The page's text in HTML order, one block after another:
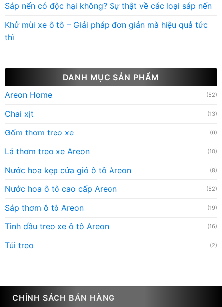
Sáp nến có độc hại không? Sự thật về các loại sáp nến
Khử mùi xe ô tô – Giải pháp đơn giản mà hiệu quả tức
thì
DANH MỤC SẢN PHẨM
Areon Home
(52)
Chai xịt (13)
Gốm thơm treo xe (6)
Lá thơm treo xe Areon (10)
Nước hoa kẹp cửa gió ô tô Areon (8)
Nước hoa ô tô cao cấp Areon (52)
Sáp thơm ô tô Areon (19)
Tinh dầu treo xe ô tô Areon (16)
Túi treo (2)
CHÍNH SÁCH BÁN HÀNG